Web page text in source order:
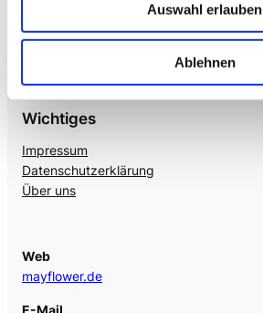
Auswahl erlauben
Ablehnen
Mayflower
Product Owner Camp
Wichtiges
Impressum
Datenschutzerklärung
Über uns
Web
mayflower.de
E-Mail